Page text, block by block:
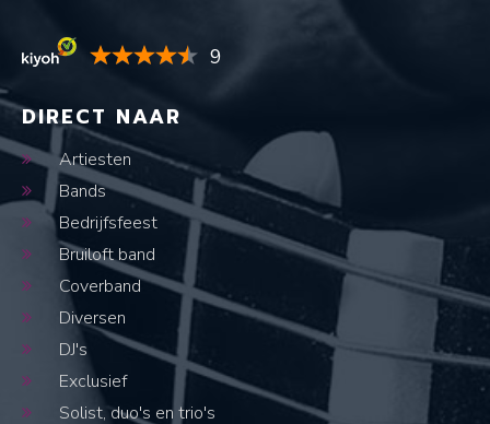
9
DIRECT NAAR
Artiesten
Bands
Bedrijfsfeest
Bruiloft band
Coverband
Diversen
DJ's
Exclusief
Solist, duo's en trio's